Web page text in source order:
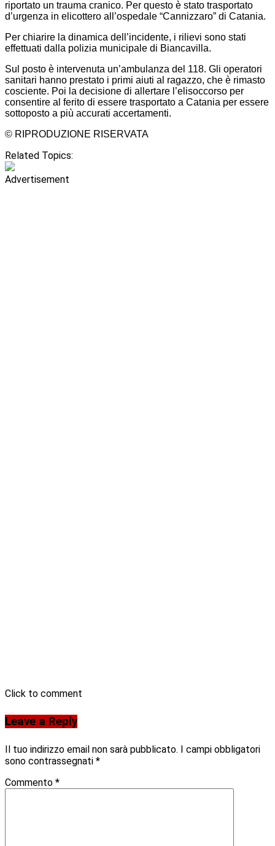
riportato un trauma cranico. Per questo è stato trasportato
d’urgenza in elicottero all’ospedale “Cannizzaro” di Catania.
Per chiarire la dinamica dell’incidente, i rilievi sono stati
effettuati dalla polizia municipale di Biancavilla.
Sul posto è intervenuta un’ambulanza del 118. Gli operatori
sanitari hanno prestato i primi aiuti al ragazzo, che è rimasto
cosciente. Poi la decisione di allertare l’elisoccorso per
consentire al ferito di essere trasportato a Catania per essere
sottoposto a più accurati accertamenti.
© RIPRODUZIONE RISERVATA
Related Topics:
Advertisement
Click to comment
Leave a Reply
Il tuo indirizzo email non sarà pubblicato. I campi obbligatori
sono contrassegnati *
Commento *